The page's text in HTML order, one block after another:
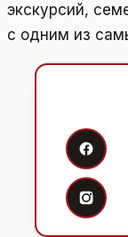
экскурсий,
с одним из